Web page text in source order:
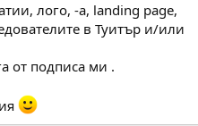
лого, -а, landing page,
в Туитър и/или
от подписа ми .